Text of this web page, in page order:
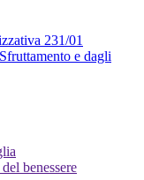
231/01
e dagli
benessere